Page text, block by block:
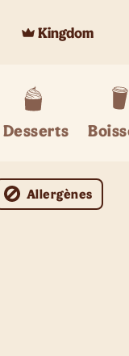
Kingdom
Desserts
Allergènes